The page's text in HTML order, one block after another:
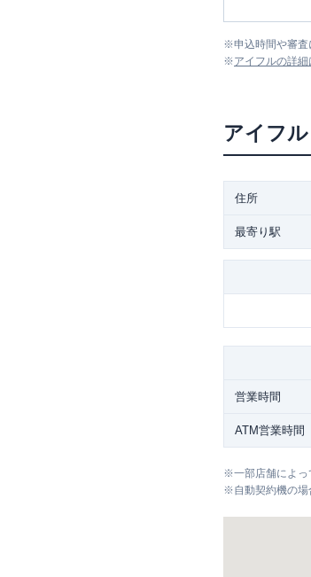
※申込時間や審査
※アイフルの詳細
アイフル
住所
最寄り駅
営業時間
ATM営業時間
※一部店舗によっ
※自動契約機の場